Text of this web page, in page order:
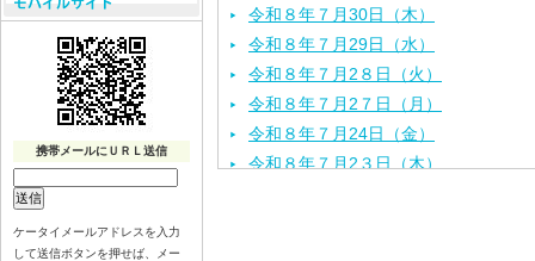
令和８年７月30日（木）
令和８年７月29日（水）
令和８年７月2８日（火）
令和８年７月2７日（月）
令和８年７月24日（金）
令和８年７月2３日（木）
携帯メールにＵＲＬ送信
ケータイメールアドレスを入力
して送信ボタンを押せば、メー